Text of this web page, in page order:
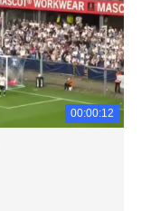
00:00:12